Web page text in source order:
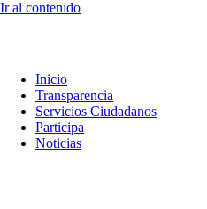
Ir al contenido
Inicio
Transparencia
Servicios Ciudadanos
Participa
Noticias